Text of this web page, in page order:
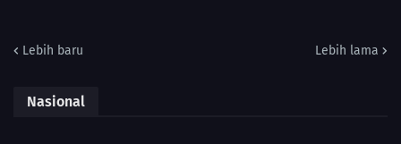
Lebih baru Lebih lama
Nasional